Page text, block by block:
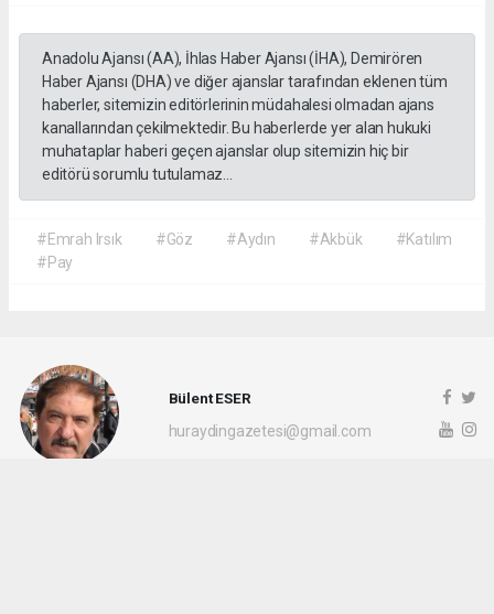
Anadolu Ajansı (AA), İhlas Haber Ajansı (İHA), Demirören
Haber Ajansı (DHA) ve diğer ajanslar tarafından eklenen tüm
haberler, sitemizin editörlerinin müdahalesi olmadan ajans
kanallarından çekilmektedir. Bu haberlerde yer alan hukuki
muhataplar haberi geçen ajanslar olup sitemizin hiç bir
editörü sorumlu tutulamaz...
#Emrah Irsık #Göz #Aydın #Akbük
#Katılım
#Pay
Bülent ESER
huraydingazetesi@gmail.com